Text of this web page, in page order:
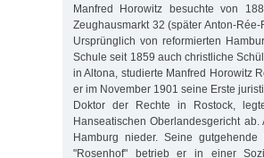
Manfred Horowitz besuchte von
Zeughausmarkt 32 (später Anton-
Ursprünglich von reformierten
Schule seit 1859 auch christliche
in Altona, studierte Manfred Horowitz
er im November 1901 seine Erste
Doktor der Rechte in Rostock,
Hanseatischen Oberlandesgericht
Hamburg nieder. Seine
"Rosenhof" betrieb er in einer